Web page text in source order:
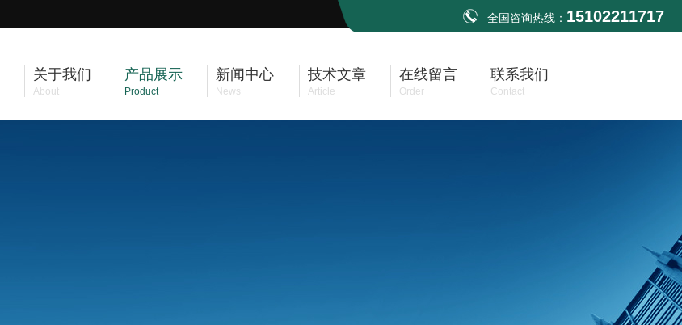
全国咨询热线： 15102211717
关于我们
About
产品展示
Product
新闻中心
News
技术文章
Article
在线留言
Order
联系我们
Contact